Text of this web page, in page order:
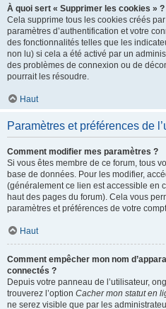
À quoi sert « Supprimer les cookies » ?
Cela supprime tous les cookies créés
paramètres d’authentification et votre
des fonctionnalités telles que les
non lu) si cela a été activé par un
des problèmes de connexion ou de
pourrait les résoudre.
Haut
Paramètres et préférences de
Comment modifier mes paramètres ?
Si vous êtes membre de ce forum, tous
base de données. Pour les modifier,
(généralement ce lien est accessible en
haut des pages du forum). Cela vous
paramètres et préférences de votre
Haut
Comment empêcher mon nom
connectés ?
Depuis votre panneau de l’utilisateur,
trouverez l’option Cacher mon statut en
ne serez visible que par les